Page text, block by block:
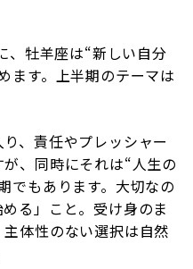
、牡羊座は“新しい自分
ます。上半期のテーマは
、責任やプレッシャー
、同時にそれは“人生の
でもあります。大切なの
る」こと。受け身のま
体性のない選択は自然